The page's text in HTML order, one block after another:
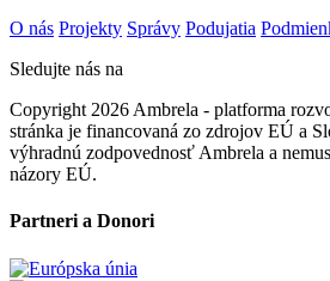
O nás Projekty Správy Podujatia
Sledujte nás na
Copyright 2026 Ambrela - platforma
stránka je financovaná zo zdrojov EÚ a
výhradnú zodpovednosť Ambrela a
názory EÚ.
Partneri a Donori